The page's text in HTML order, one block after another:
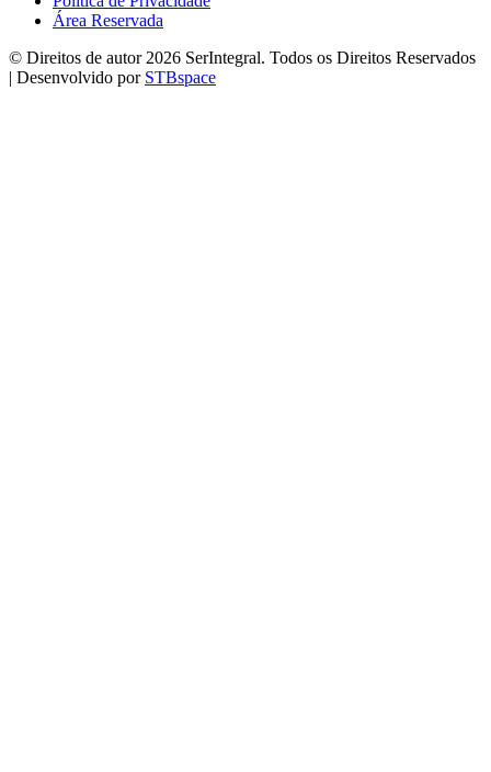
Área Reservada
© Direitos de autor 2026 SerIntegral. Todos os Direitos Reservados
| Desenvolvido por STBspace